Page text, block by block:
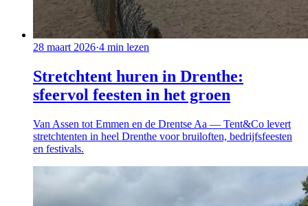
28 maart 2026·4 min lezen
Stretchtent huren in Drenthe:
sfeervol feesten in het groen
Van Assen tot Emmen en de Drentse Aa — Tent&Co levert
stretchtenten in heel Drenthe voor bruiloften, bedrijfsfeesten
en festivals.